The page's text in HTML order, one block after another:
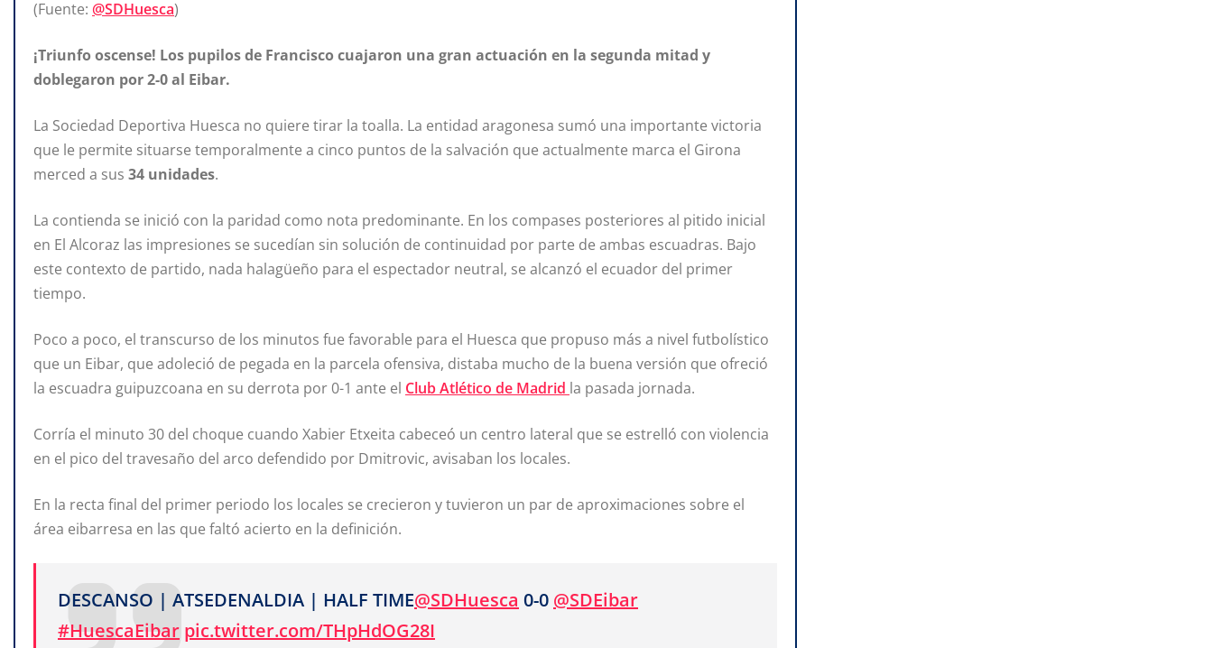
(Fuente: @SDHuesca)
¡Triunfo oscense! Los pupilos de Francisco cuajaron una gran actuación en la segunda mitad y
doblegaron por 2-0 al Eibar.
La Sociedad Deportiva Huesca no quiere tirar la toalla. La entidad aragonesa sumó una importante victoria
que le permite situarse temporalmente a cinco puntos de la salvación que actualmente marca el Girona
merced a sus 34 unidades.
La contienda se inició con la paridad como nota predominante. En los compases posteriores al pitido inicial
en El Alcoraz las impresiones se sucedían sin solución de continuidad por parte de ambas escuadras. Bajo
este contexto de partido, nada halagüeño para el espectador neutral, se alcanzó el ecuador del primer
tiempo.
Poco a poco, el transcurso de los minutos fue favorable para el Huesca que propuso más a nivel futbolístico
que un Eibar, que adoleció de pegada en la parcela ofensiva, distaba mucho de la buena versión que ofreció
la escuadra guipuzcoana en su derrota por 0-1 ante el Club Atlético de Madrid la pasada jornada.
Corría el minuto 30 del choque cuando Xabier Etxeita cabeceó un centro lateral que se estrelló con violencia
en el pico del travesaño del arco defendido por Dmitrovic, avisaban los locales.
En la recta final del primer periodo los locales se crecieron y tuvieron un par de aproximaciones sobre el
área eibarresa en las que faltó acierto en la definición.
DESCANSO | ATSEDENALDIA | HALF TIME@SDHuesca 0-0 @SDEibar
#HuescaEibar pic.twitter.com/THpHdOG28I